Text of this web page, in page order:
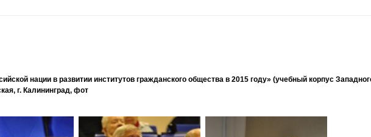
нации в развитии институтов гражданского общества в 2015 году» (учебный корпус
г. Калининград, фот